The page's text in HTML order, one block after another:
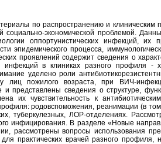
по распространению и клиническим
экономической проблемой.
оппортунистических инфекций,
эпидемического процесса,
проявлений содержит сведения о
в клиниках разного профиля -
уделено роли
лиц пожилого возраста, при ВИЧ-
представлены сведения о структуре,
их чувствительность к
родовспоможения, реанимации (в том
туберкулезных, ЛОР-отделениях.
инфицирования. В разделе «Новые
рассмотрены вопросы использования
практических врачей разного